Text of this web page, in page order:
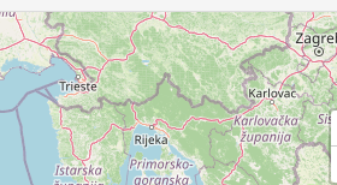
5
15
156